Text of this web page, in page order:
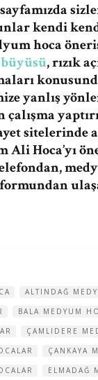
kendi
hoca
, rızık
yanlış
çalışma
sitelerinde
Ali Hoca’yı
formundan
ALTINDAĞ
BALA MEDYUM
ÇAMLIDERE
ÇANKAYA
ELMADAĞ